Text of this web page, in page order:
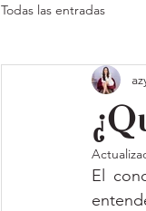
Todas las entradas
El